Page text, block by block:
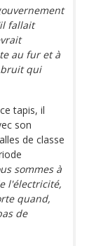
fallait
au fur et à
qui
tapis, il
son
de classe
sommes à
l'électricité,
quand,
de